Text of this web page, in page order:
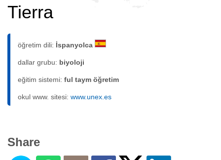
Tierra
öğretim dili: İspanyolca
dallar grubu: biyoloji
eğitim sistemi: ful taym öğretim
okul www. sitesi: www.unex.es
Share